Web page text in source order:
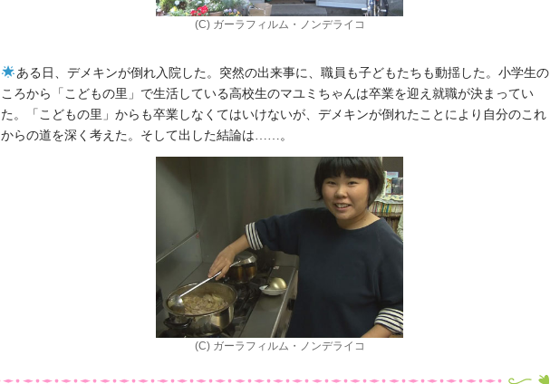
(C) ガーラフィルム・ノンデライコ
ある日、デメキンが倒れ入院した。突然の出来事に、職員も子どもたちも動揺した。小学生の
ころから「こどもの里」で生活している高校生のマユミちゃんは卒業を迎え就職が決まってい
た。「こどもの里」からも卒業しなくてはいけないが、デメキンが倒れたことにより自分のこれ
からの道を深く考えた。そして出した結論は……。
(C) ガーラフィルム・ノンデライコ